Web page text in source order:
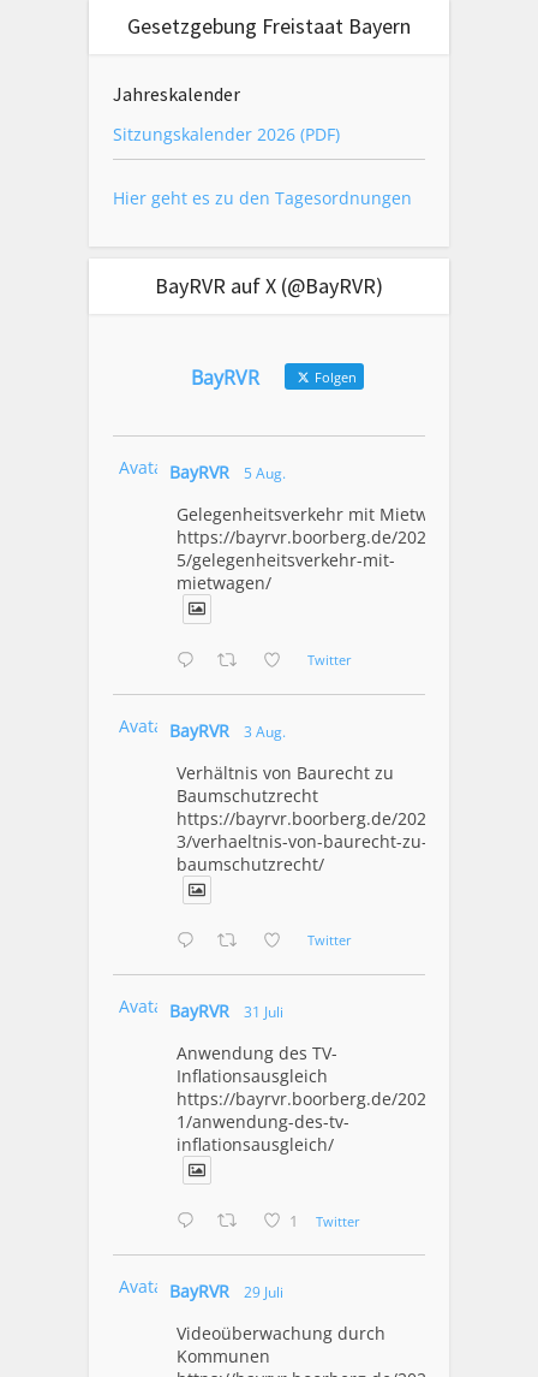
Gesetzgebung Freistaat Bayern
Jahreskalender
Sitzungskalender 2026 (PDF)
Hier geht es zu den Tagesordnungen
BayRVR auf X (@BayRVR)
BayRVR Folgen
Avatar BayRVR 5 Aug.
Gelegenheitsverkehr mit Mietwagen
https://bayrvr.boorberg.de/2026/08/0
5/gelegenheitsverkehr-mit-
mietwagen/
Twitter
Avatar BayRVR 3 Aug.
Verhältnis von Baurecht zu
Baumschutzrecht
https://bayrvr.boorberg.de/2026/08/0
3/verhaeltnis-von-baurecht-zu-
baumschutzrecht/
Twitter
Avatar BayRVR 31 Juli
Anwendung des TV-
Inflationsausgleich
https://bayrvr.boorberg.de/2026/07/3
1/anwendung-des-tv-
inflationsausgleich/
1 Twitter
Avatar BayRVR 29 Juli
Videoüberwachung durch
Kommunen